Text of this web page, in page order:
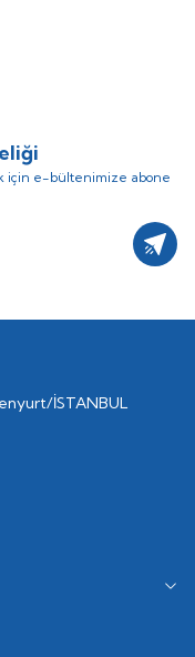
için e-bültenimize abone
İSTANBUL